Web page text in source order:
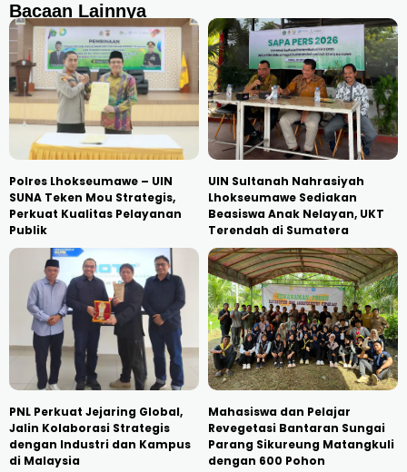
Bacaan Lainnya
Polres Lhokseumawe – UIN
SUNA Teken Mou Strategis,
Perkuat Kualitas Pelayanan
Publik
UIN Sultanah Nahrasiyah
Lhokseumawe Sediakan
Beasiswa Anak Nelayan, UKT
Terendah di Sumatera
PNL Perkuat Jejaring Global,
Jalin Kolaborasi Strategis
dengan Industri dan Kampus
di Malaysia
Mahasiswa dan Pelajar
Revegetasi Bantaran Sungai
Parang Sikureung Matangkuli
dengan 600 Pohon